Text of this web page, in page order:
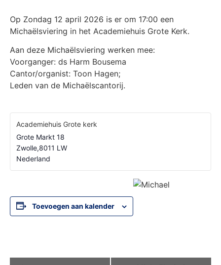
Op Zondag 12 april 2026 is er om 17:00 een
Michaëlsviering in het Academiehuis Grote Kerk.
Aan deze Michaëlsviering werken mee:
Voorganger: ds Harm Bousema
Cantor/organist: Toon Hagen;
Leden van de Michaëlscantorij.
Academiehuis Grote kerk
Grote Markt 18
Zwolle,8011 LW
Nederland
Toevoegen aan kalender